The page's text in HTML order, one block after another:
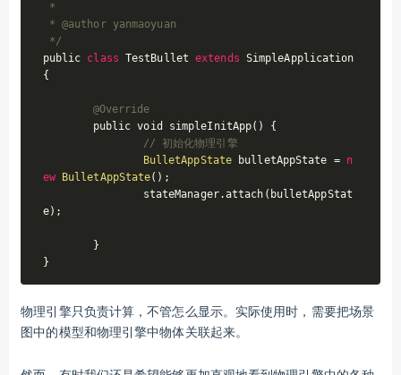
*/
public class TestBullet extends SimpleApplication
{
@Override
// 初始化物理引擎
BulletAppState bulletAppState = n
ew
BulletAppState();
e);
物理引擎只负责计算，不管怎么显示。实际使用时，需要把场景
图中的模型和物理引擎中物体关联起来。